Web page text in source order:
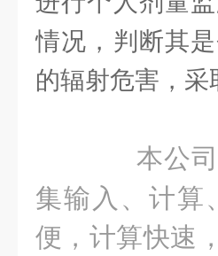
情况，判断其
的辐射危害，
本公
集输入、计算
便，计算快速